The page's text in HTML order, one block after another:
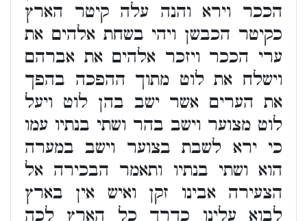
הככר וירא והנה עלה קיטר הארץ
כקיטר הכבשן ויהי בשחת אלהים את
ערי הככר ויזכר אלהים את אברהם
וישלח את לוט מתוך ההפכה בהפך
את הערים אשר ישב בהן לוט ויעל
לוט מצוער וישב בהר ושתי בנתיו עמו
כי ירא לשבת בצוער וישב במערה
הוא ושתי בנתיו ותאמר הבכירה אל
הצעירה אבינו זקן ואיש אין בארץ
לבוא עלינו כדרך כל הארץ לכה